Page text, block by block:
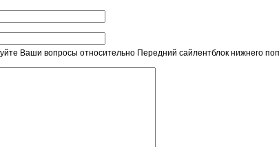
Ваши вопросы относительно Передний сайлентблок нижнего